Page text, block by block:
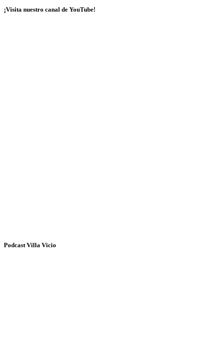
¡Visita nuestro canal de YouTube!
Podcast Villa Vicio